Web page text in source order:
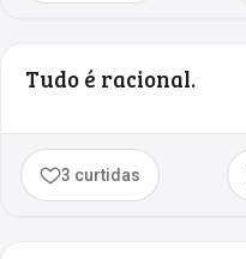
Tudo é racional.
3 curtidas